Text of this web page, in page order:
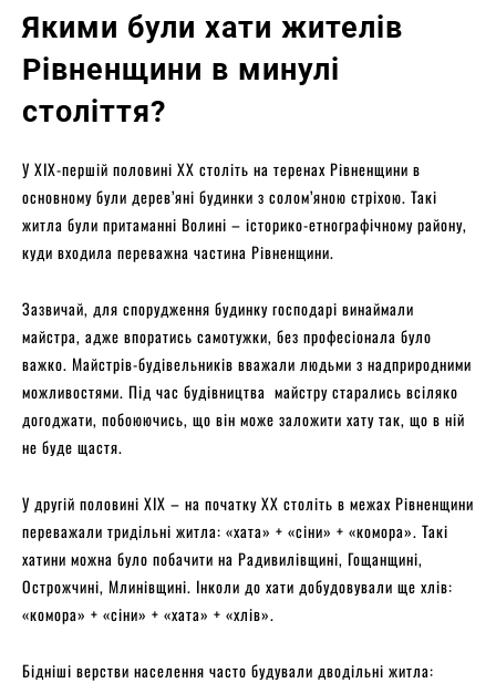
Якими були хати жителів
Рівненщини в минулі
століття?
У XIX-першій половині XX століть на теренах Рівненщини в
основному були дерев’яні будинки з солом’яною стріхою. Такі
житла були притаманні Волині – історико-етнографічному району,
куди входила переважна частина Рівненщини.
Зазвичай, для спорудження будинку господарі винаймали
майстра, адже впоратись самотужки, без професіонала було
важко. Майстрів-будівельників вважали людьми з надприродними
можливостями. Під час будівництва майстру старались всіляко
догоджати, побоюючись, що він може заложити хату так, що в ній
не буде щастя.
У другій половині XIX – на початку XX століть в межах Рівненщини
переважали тридільні житла: «хата» + «сіни» + «комора». Такі
хатини можна було побачити на Радивилівщині, Гощанщині,
Острожчині, Млинівщині. Інколи до хати добудовували ще хлів:
«комора» + «сіни» + «хата» + «хлів».
Бідніші верстви населення часто будували дводільні житла: